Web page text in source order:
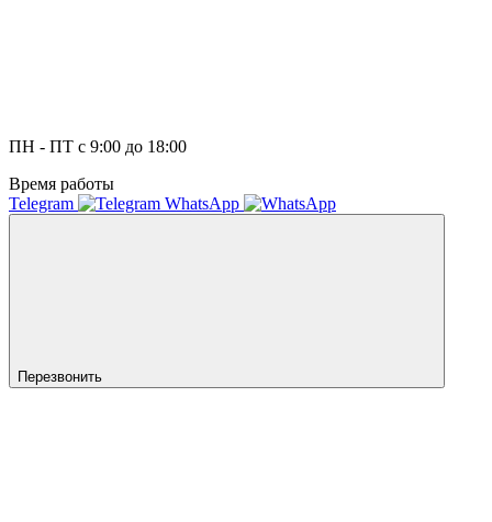
ПН - ПТ с 9:00 до 18:00
Время работы
Telegram
WhatsApp
Перезвонить